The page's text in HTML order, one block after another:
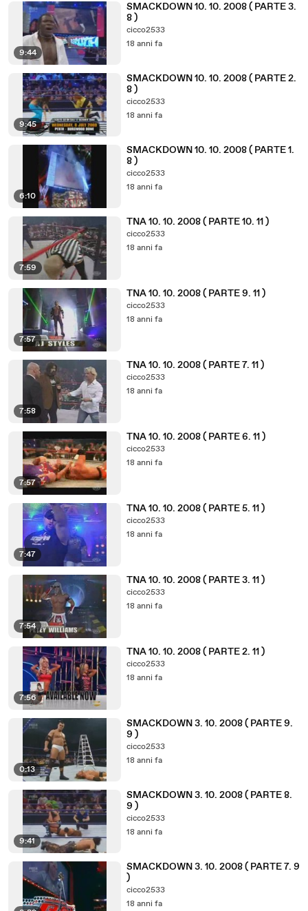
9:44
SMACKDOWN 10. 10. 2008 ( PARTE 3.
8 )
cicco2533
18 anni fa
9:45
SMACKDOWN 10. 10. 2008 ( PARTE 2.
8 )
cicco2533
18 anni fa
6:10
SMACKDOWN 10. 10. 2008 ( PARTE 1.
8 )
cicco2533
18 anni fa
7:59
TNA 10. 10. 2008 ( PARTE 10. 11 )
cicco2533
18 anni fa
7:57
TNA 10. 10. 2008 ( PARTE 9. 11 )
cicco2533
18 anni fa
7:58
TNA 10. 10. 2008 ( PARTE 7. 11 )
cicco2533
18 anni fa
7:57
TNA 10. 10. 2008 ( PARTE 6. 11 )
cicco2533
18 anni fa
7:47
TNA 10. 10. 2008 ( PARTE 5. 11 )
cicco2533
18 anni fa
7:54
TNA 10. 10. 2008 ( PARTE 3. 11 )
cicco2533
18 anni fa
7:56
TNA 10. 10. 2008 ( PARTE 2. 11 )
cicco2533
18 anni fa
0:13
SMACKDOWN 3. 10. 2008 ( PARTE 9.
9 )
cicco2533
18 anni fa
9:41
SMACKDOWN 3. 10. 2008 ( PARTE 8.
9 )
cicco2533
18 anni fa
SMACKDOWN 3. 10. 2008 ( PARTE 7. 9
)
cicco2533
18 anni fa